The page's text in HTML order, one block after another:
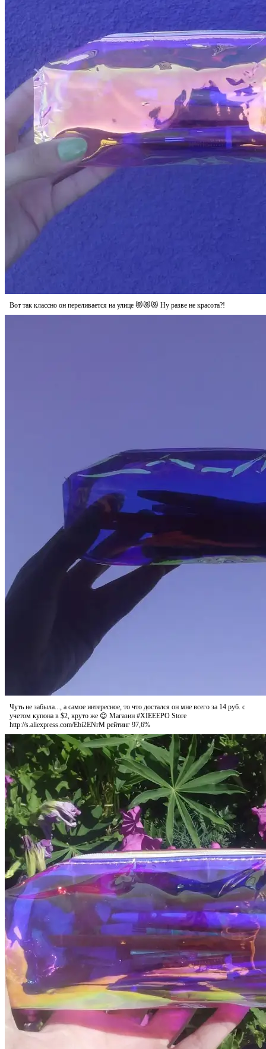
Вот так классно он переливается на улице 😻😻😻 Ну разве не красота?!
Чуть не забыла..., а самое интересное, то что достался он мне всего за 14 руб. с
учетом купона в $2, круто же 😊 Магазин #XIEEEPO Store
http://s.aliexpress.com/Ebi2ENrM рейтинг 97,6%